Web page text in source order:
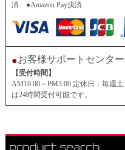
済 ●Amazon Pay決済
●お客様サポートセンター
【受付時間】
AM10:00～PM3:00 定休日：毎週
は24時間受付可能です。